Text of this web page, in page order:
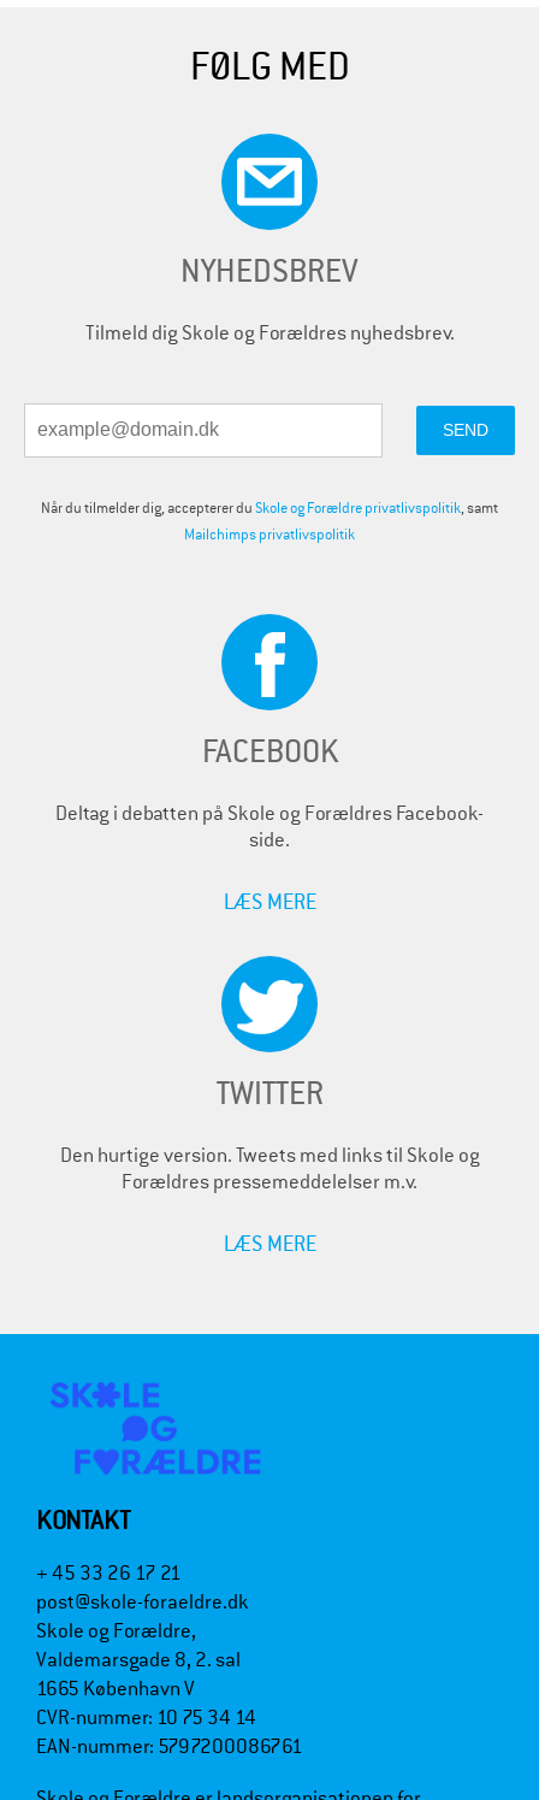
FØLG MED
NYHEDSBREV
Tilmeld dig Skole og Forældres nyhedsbrev.
Når du tilmelder dig, accepterer duSkole og Forældre privatlivspolitik, samt
Mailchimps privatlivspolitik
FACEBOOK
Deltag i debatten på Skole og Forældres Facebook-
side.
LÆS MERE
TWITTER
Den hurtige version. Tweets med links til Skole og
Forældres pressemeddelelser m.v.
LÆS MERE
KONTAKT
+ 45 33 26 17 21
post@skole-foraeldre.dk
Skole og Forældre,
Valdemarsgade 8, 2. sal
1665 København V
CVR-nummer: 10 75 34 14
EAN-nummer: 5797200086761